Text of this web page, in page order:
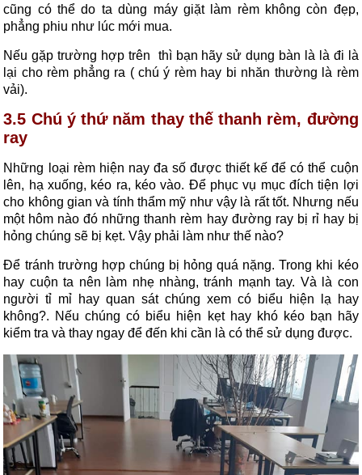
cũng có thể do ta dùng máy giặt làm rèm không còn đẹp,
phẳng phiu như lúc mới mua.
Nếu gặp trường hợp trên thì bạn hãy sử dụng bàn là là đi là
lại cho rèm phẳng ra ( chú ý rèm hay bi nhăn thường là rèm
vải).
3.5 Chú ý thứ năm thay thế thanh rèm, đường
ray
Những loại rèm hiện nay đa số được thiết kế để có thể cuộn
lên, hạ xuống, kéo ra, kéo vào. Để phục vụ mục đích tiện lợi
cho không gian và tính thẩm mỹ như vậy là rất tốt. Nhưng nếu
một hôm nào đó những thanh rèm hay đường ray bị rỉ hay bị
hỏng chúng sẽ bị kẹt. Vậy phải làm như thế nào?
Để tránh trường hợp chúng bị hỏng quá nặng. Trong khi kéo
hay cuộn ta nên làm nhẹ nhàng, tránh mạnh tay. Và là con
người tỉ mỉ hay quan sát chúng xem có biểu hiện lạ hay
không?. Nếu chúng có biểu hiện kẹt hay khó kéo bạn hãy
kiểm tra và thay ngay để đến khi cần là có thể sử dụng được.